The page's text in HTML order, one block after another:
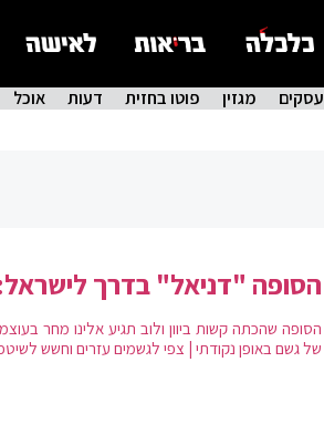
עסקים מגזין פוטו בחזית דעות אוכל
הסופה "דניאל" בדרך לישראל:
הסופה שהכתה קשות ביוון ולוב תגיע אלינו מחר
של גשם באופן נקודתי | צפי לגשמים עזרים וחשש